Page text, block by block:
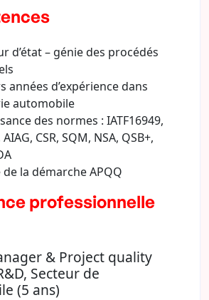
d’état – génie des procédés
années d’expérience dans
automobile
des normes : IATF16949,
CSR, SQM, NSA, QSB+,
la démarche APQQ
professionnelle
& Project quality
Secteur de
(5 ans)